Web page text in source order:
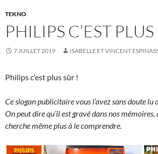
TEKNO
PHILIPS C’EST PLUS
7 JUILLET 2019 ISABELLE ET VINCENT
Philips c’est plus sûr !
Ce slogan publicitaire vous l’avez sans doute lu
On peut dire qu’il est gravé dans nos mémoires,
cherche même plus à le comprendre.